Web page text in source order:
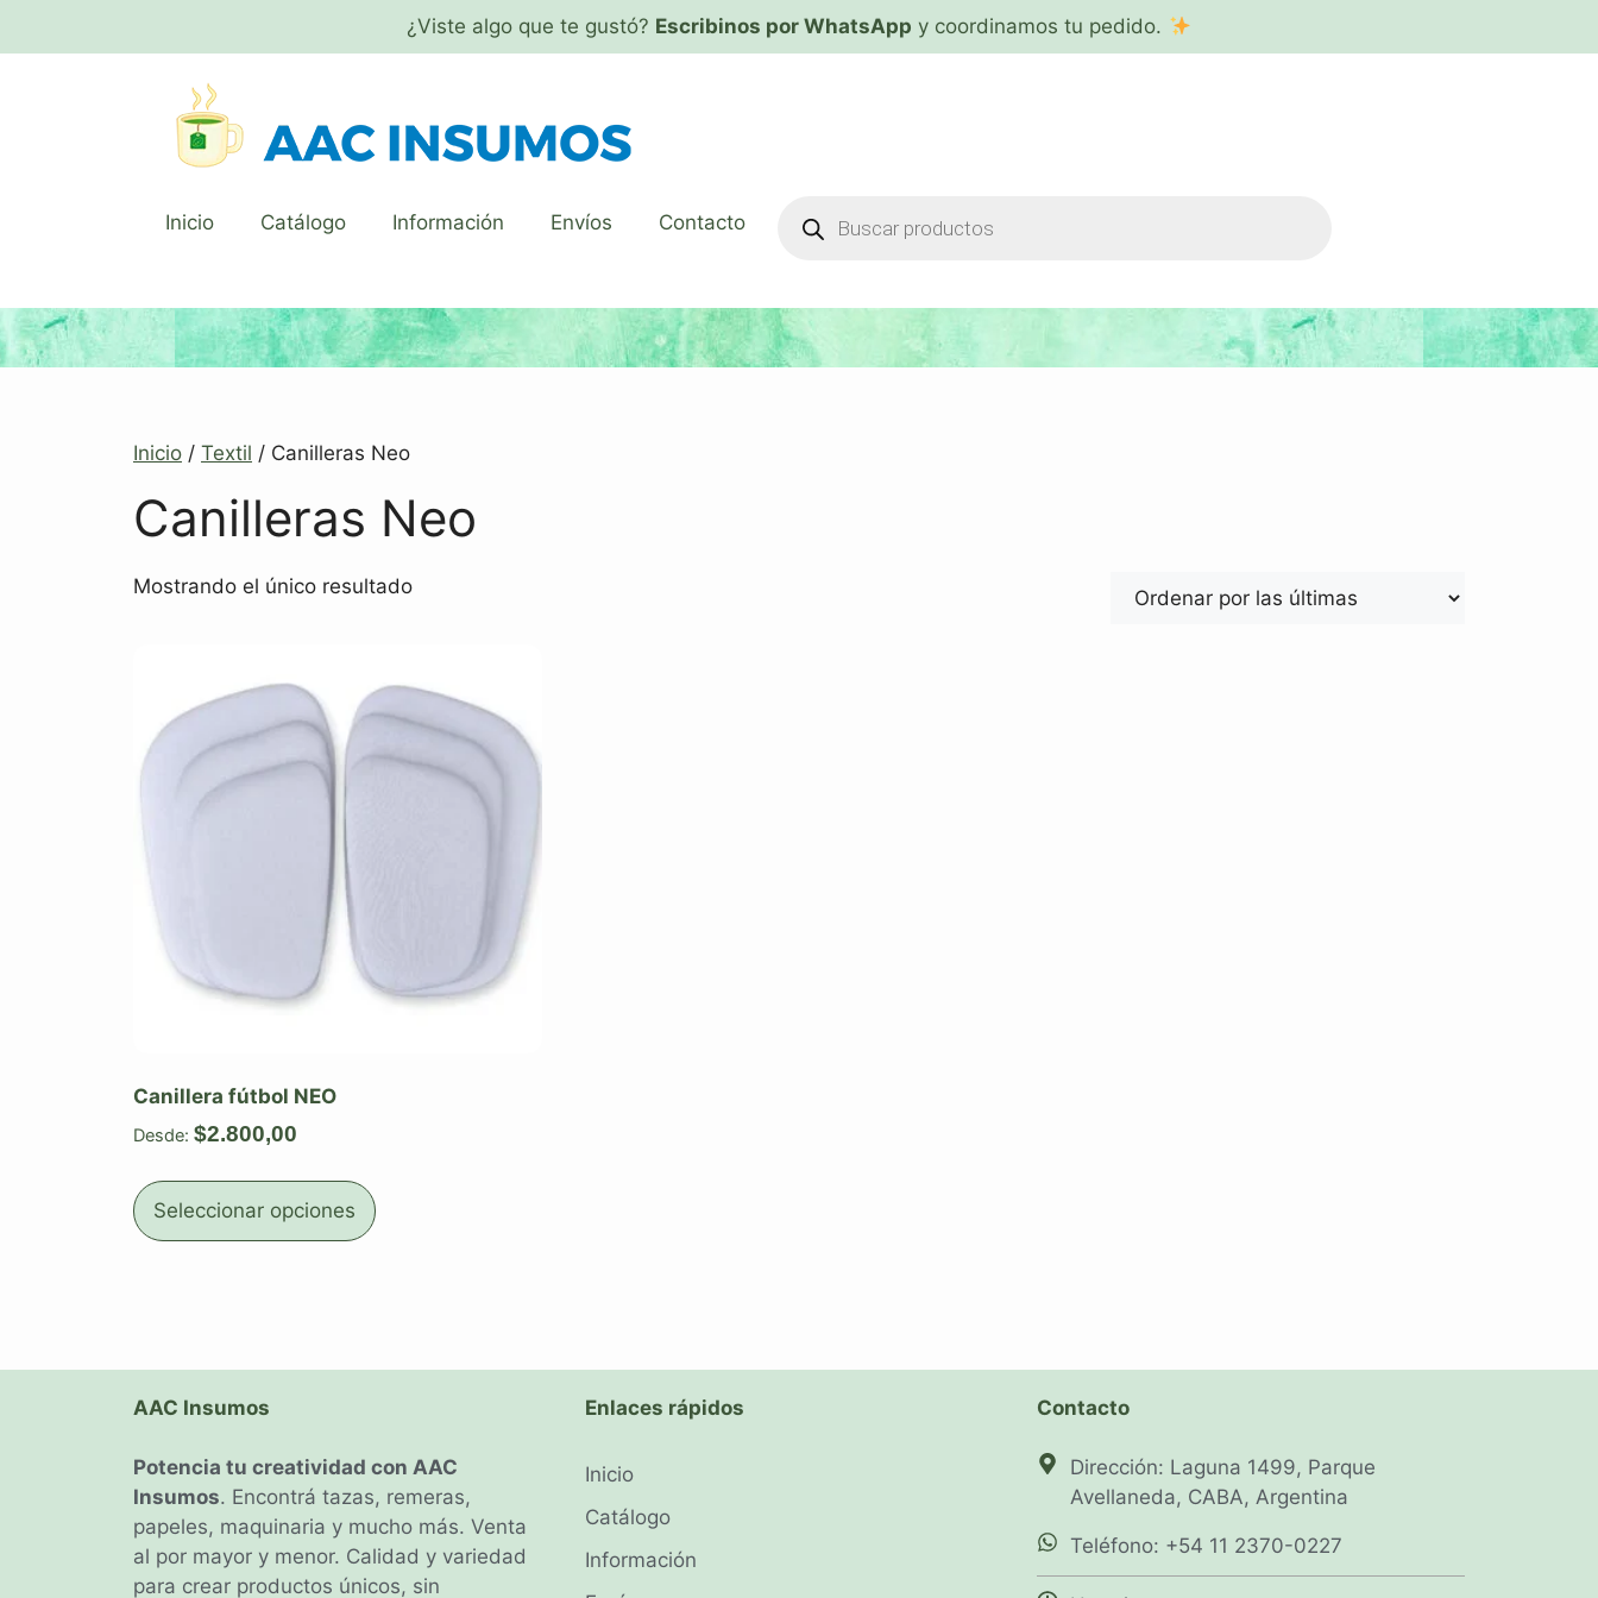
¿Viste algo que te gustó? Escribinos por WhatsApp y coordinamos tu pedido.
Inicio Catálogo Información Envíos Contacto
Inicio / Textil / Canilleras Neo
Canilleras Neo
Mostrando el único resultado
Canillera fútbol NEO
Desde: $2.800,00
Seleccionar opciones
AAC Insumos
Potencia tu creatividad con AAC
Insumos. Encontrá tazas, remeras,
papeles, maquinaria y mucho más. Venta
al por mayor y menor. Calidad y variedad
para crear productos únicos, sin
Enlaces rápidos
Inicio
Catálogo
Información
Contacto
Dirección: Laguna 1499, Parque
Avellaneda, CABA, Argentina
Teléfono: +54 11 2370-0227